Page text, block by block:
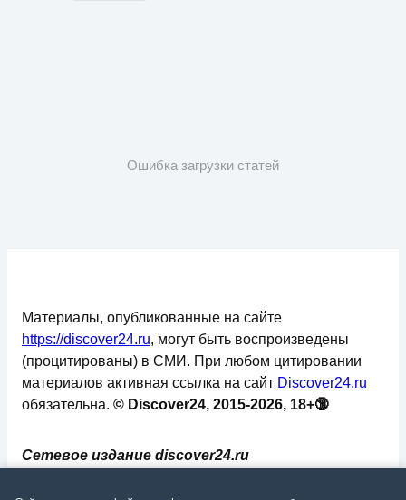
Ошибка загрузки статей
Сетевое издание discover24.ru
Материалы, опубликованные на сайте
https://discover24.ru, могут быть воспроизведены
(процитированы) в СМИ. При любом цитировании
материалов активная ссылка на сайт Discover24.ru
обязательна. © Discover24, 2015-2026, 18+🔞